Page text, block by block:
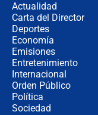
Actualidad
Carta del Director
Deportes
Economía
Emisiones
Entretenimiento
Internacional
Orden Público
Política
Sociedad